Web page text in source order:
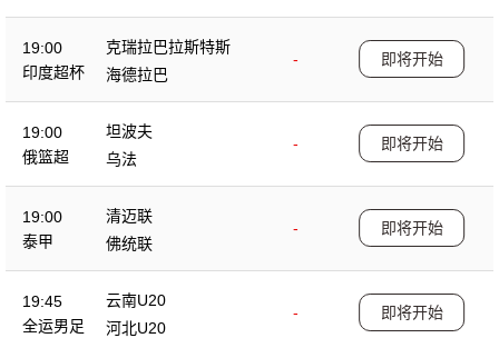
19:00
印度超杯
克瑞拉巴拉斯特斯
-
海德拉巴
即将开始
19:00
俄篮超
坦波夫
-
乌法
即将开始
19:00
泰甲
清迈联
-
佛统联
即将开始
19:45
全运男足
云南U20
-
河北U20
即将开始